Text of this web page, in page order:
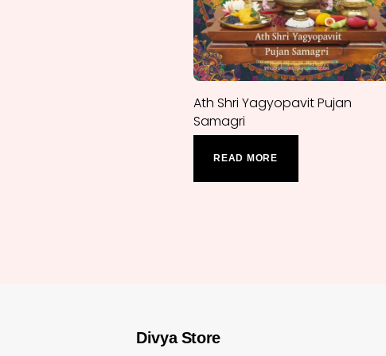
Ath Shri Yagyopavit Pujan
Samagri
READ MORE
Divya Store